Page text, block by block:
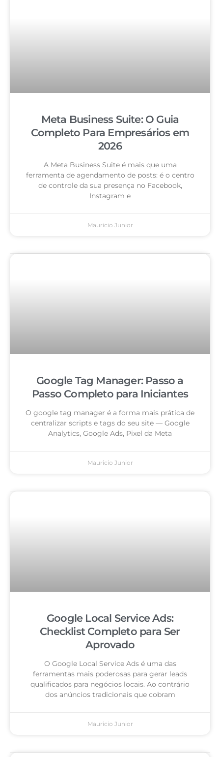
Meta Business Suite: O Guia
Completo Para Empresários em
2026
A Meta Business Suite é mais que uma
ferramenta de agendamento de posts: é o centro
de controle da sua presença no Facebook,
Instagram e
Mauricio Junior
Google Tag Manager: Passo a
Passo Completo para Iniciantes
O google tag manager é a forma mais prática de
centralizar scripts e tags do seu site — Google
Analytics, Google Ads, Pixel da Meta
Mauricio Junior
Google Local Service Ads:
Checklist Completo para Ser
Aprovado
O Google Local Service Ads é uma das
ferramentas mais poderosas para gerar leads
qualificados para negócios locais. Ao contrário
dos anúncios tradicionais que cobram
Mauricio Junior